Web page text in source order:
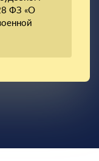
ФЗ «О